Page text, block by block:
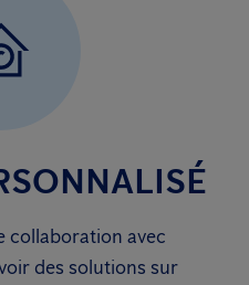
collaboration avec
des solutions sur